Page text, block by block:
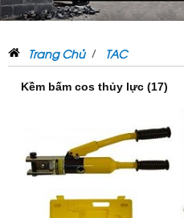
Trang Chủ TAC
Kềm bấm cos thủy lực (17)